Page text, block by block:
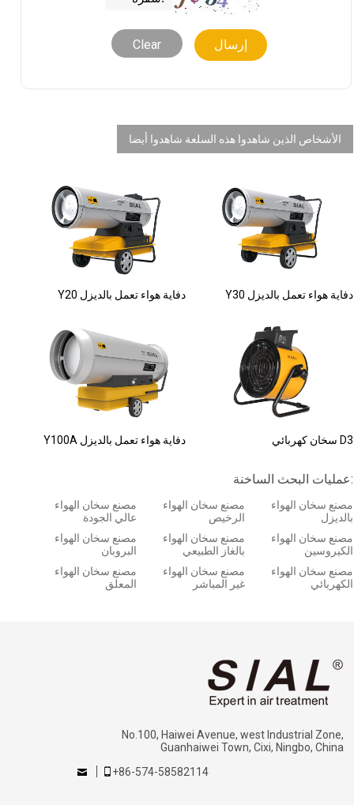
Clear
الأشخاص الذين شاهدوا هذه السلعة شاهدوا أيضا
Y30 دفاية هواء تعمل بالديزل Y20 دفاية هواء تعمل بالديزل
سخان كهربائي D3 Y100A دفاية هواء تعمل بالديزل
عمليات البحث الساخنة:
مصنع سخان الهواء
بالديزل
مصنع سخان الهواء
الرخيص
مصنع سخان الهواء
عالي الجودة
مصنع سخان الهواء
الكيروسين
مصنع سخان الهواء
بالغاز الطبيعي
مصنع سخان الهواء
البروبان
مصنع سخان الهواء
الكهربائي
مصنع سخان الهواء
غير المباشر
مصنع سخان الهواء
المعلق
No.100, Haiwei Avenue, west Industrial Zone,
Guanhaiwei Town, Cixi, Ningbo, China
+86-574-58582114